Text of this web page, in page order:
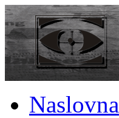
Naslovna